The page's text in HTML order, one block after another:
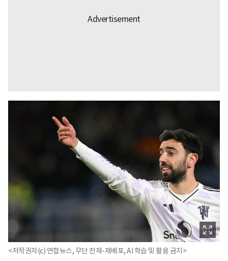
<저작권자(c) 연합뉴스, 무단 전재-재배포, AI 학습 및 활용 금지>